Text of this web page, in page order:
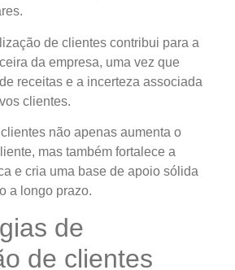
de clientes contribui para a
da empresa, uma vez que
receitas e a incerteza associada
clientes.
não apenas aumenta o
mas também fortalece a
e cria uma base de apoio sólida
a longo prazo.
de
de clientes